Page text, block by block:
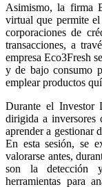
Asimismo, la firma
virtual que permite
corporaciones de
transacciones, a
empresa Eco3Fresh
y de bajo consumo
emplear productos
Durante el Investor
dirigida a inversores
aprender a gestionar
En esta sesión, se
valorarse antes,
son la detección
herramientas para